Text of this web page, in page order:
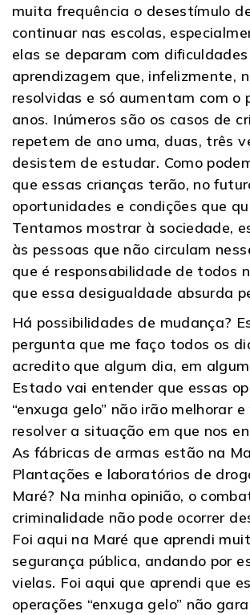
muita frequência o desestímulo
continuar nas escolas,
elas se deparam com
aprendizagem que, infelizmente,
resolvidas e só aumentam com o
anos. Inúmeros são os casos de
repetem de ano uma, duas, três
desistem de estudar. Como
que essas crianças terão, no
oportunidades e condições que
Tentamos mostrar à sociedade,
às pessoas que não circulam
que é responsabilidade de todos
que essa desigualdade absurda
Há possibilidades de mudança?
pergunta que me faço todos os
acredito que algum dia, em
Estado vai entender que essas
“enxuga gelo” não irão melhorar
resolver a situação em que nos
As fábricas de armas estão na
Plantações e laboratórios de
Maré? Na minha opinião, o
criminalidade não pode ocorrer
Foi aqui na Maré que aprendi
segurança pública, andando por
vielas. Foi aqui que aprendi que
operações “enxuga gelo” não